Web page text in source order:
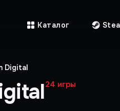
Каталог
Digital
24 игры